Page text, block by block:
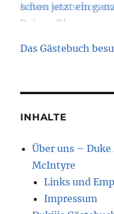
haben uns schon
Deinen Blog...
Über uns – Duke
McIntyre
Links und
Impressum